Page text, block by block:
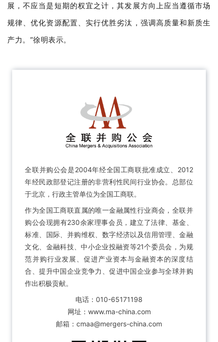
展，不应当是短期的权宜之计，其发展方向上应当遵循市场
规律、优化资源配置、实行优胜劣汰，强调高质量和新质生
产力。”徐明表示。
全联并购公会是2004年经全国工商联批准成立、2012
年经民政部登记注册的非营利性民间行业协会。总部位
于北京，行政主管单位为全国工商联。
作为全国工商联直属的唯一金融属性行业商会，全联并
购公会现拥有230余家理事会员，建立了法律、基金、
标准、国际、并购维权、数字经济以及信用管理、金融
文化、金融科技、中小企业投融资等21个委员会，为规
范并购行业发展、促进产业资本与金融资本的深度结
合、提升中国企业竞争力、促进中国企业参与全球并购
作出积极贡献。
电话：010-65171198
网址：www.ma-china.com
邮箱：cmaa@mergers-china.com